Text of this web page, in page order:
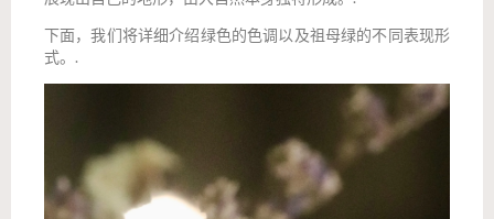
下面，我们将详细介绍绿色的色调以及祖母绿的不同表现形
式。.